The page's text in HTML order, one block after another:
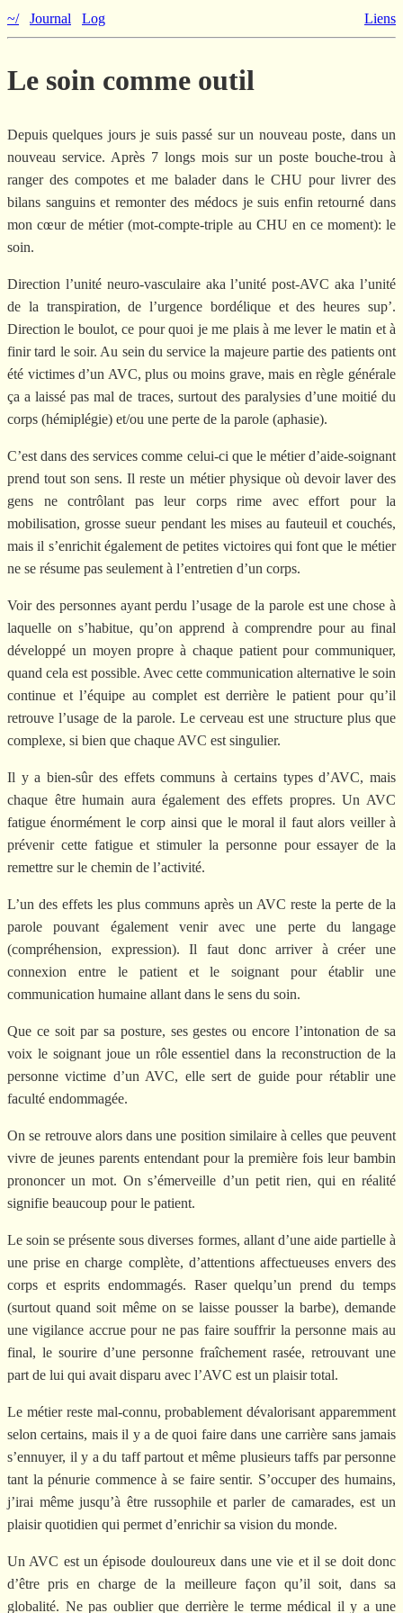
~/ Journal Log Liens
Le soin comme outil
Depuis quelques jours je suis passé sur un nouveau poste, dans un
nouveau service. Après 7 longs mois sur un poste bouche-trou à
ranger des compotes et me balader dans le CHU pour livrer des
bilans sanguins et remonter des médocs je suis enfin retourné dans
mon cœur de métier (mot-compte-triple au CHU en ce moment): le
soin.
Direction l’unité neuro-vasculaire aka l’unité post-AVC aka l’unité
de la transpiration, de l’urgence bordélique et des heures sup’.
Direction le boulot, ce pour quoi je me plais à me lever le matin et à
finir tard le soir. Au sein du service la majeure partie des patients ont
été victimes d’un AVC, plus ou moins grave, mais en règle générale
ça a laissé pas mal de traces, surtout des paralysies d’une moitié du
corps (hémiplégie) et/ou une perte de la parole (aphasie).
C’est dans des services comme celui-ci que le métier d’aide-soignant
prend tout son sens. Il reste un métier physique où devoir laver des
gens ne contrôlant pas leur corps rime avec effort pour la
mobilisation, grosse sueur pendant les mises au fauteuil et couchés,
mais il s’enrichit également de petites victoires qui font que le métier
ne se résume pas seulement à l’entretien d’un corps.
Voir des personnes ayant perdu l’usage de la parole est une chose à
laquelle on s’habitue, qu’on apprend à comprendre pour au final
développé un moyen propre à chaque patient pour communiquer,
quand cela est possible. Avec cette communication alternative le soin
continue et l’équipe au complet est derrière le patient pour qu’il
retrouve l’usage de la parole. Le cerveau est une structure plus que
complexe, si bien que chaque AVC est singulier.
Il y a bien-sûr des effets communs à certains types d’AVC, mais
chaque être humain aura également des effets propres. Un AVC
fatigue énormément le corp ainsi que le moral il faut alors veiller à
prévenir cette fatigue et stimuler la personne pour essayer de la
remettre sur le chemin de l’activité.
L’un des effets les plus communs après un AVC reste la perte de la
parole pouvant également venir avec une perte du langage
(compréhension, expression). Il faut donc arriver à créer une
connexion entre le patient et le soignant pour établir une
communication humaine allant dans le sens du soin.
Que ce soit par sa posture, ses gestes ou encore l’intonation de sa
voix le soignant joue un rôle essentiel dans la reconstruction de la
personne victime d’un AVC, elle sert de guide pour rétablir une
faculté endommagée.
On se retrouve alors dans une position similaire à celles que peuvent
vivre de jeunes parents entendant pour la première fois leur bambin
prononcer un mot. On s’émerveille d’un petit rien, qui en réalité
signifie beaucoup pour le patient.
Le soin se présente sous diverses formes, allant d’une aide partielle à
une prise en charge complète, d’attentions affectueuses envers des
corps et esprits endommagés. Raser quelqu’un prend du temps
(surtout quand soit même on se laisse pousser la barbe), demande
une vigilance accrue pour ne pas faire souffrir la personne mais au
final, le sourire d’une personne fraîchement rasée, retrouvant une
part de lui qui avait disparu avec l’AVC est un plaisir total.
Le métier reste mal-connu, probablement dévalorisant apparemment
selon certains, mais il y a de quoi faire dans une carrière sans jamais
s’ennuyer, il y a du taff partout et même plusieurs taffs par personne
tant la pénurie commence à se faire sentir. S’occuper des humains,
j’irai même jusqu’à être russophile et parler de camarades, est un
plaisir quotidien qui permet d’enrichir sa vision du monde.
Un AVC est un épisode douloureux dans une vie et il se doit donc
d’être pris en charge de la meilleure façon qu’il soit, dans sa
globalité. Ne pas oublier que derrière le terme médical il y a une